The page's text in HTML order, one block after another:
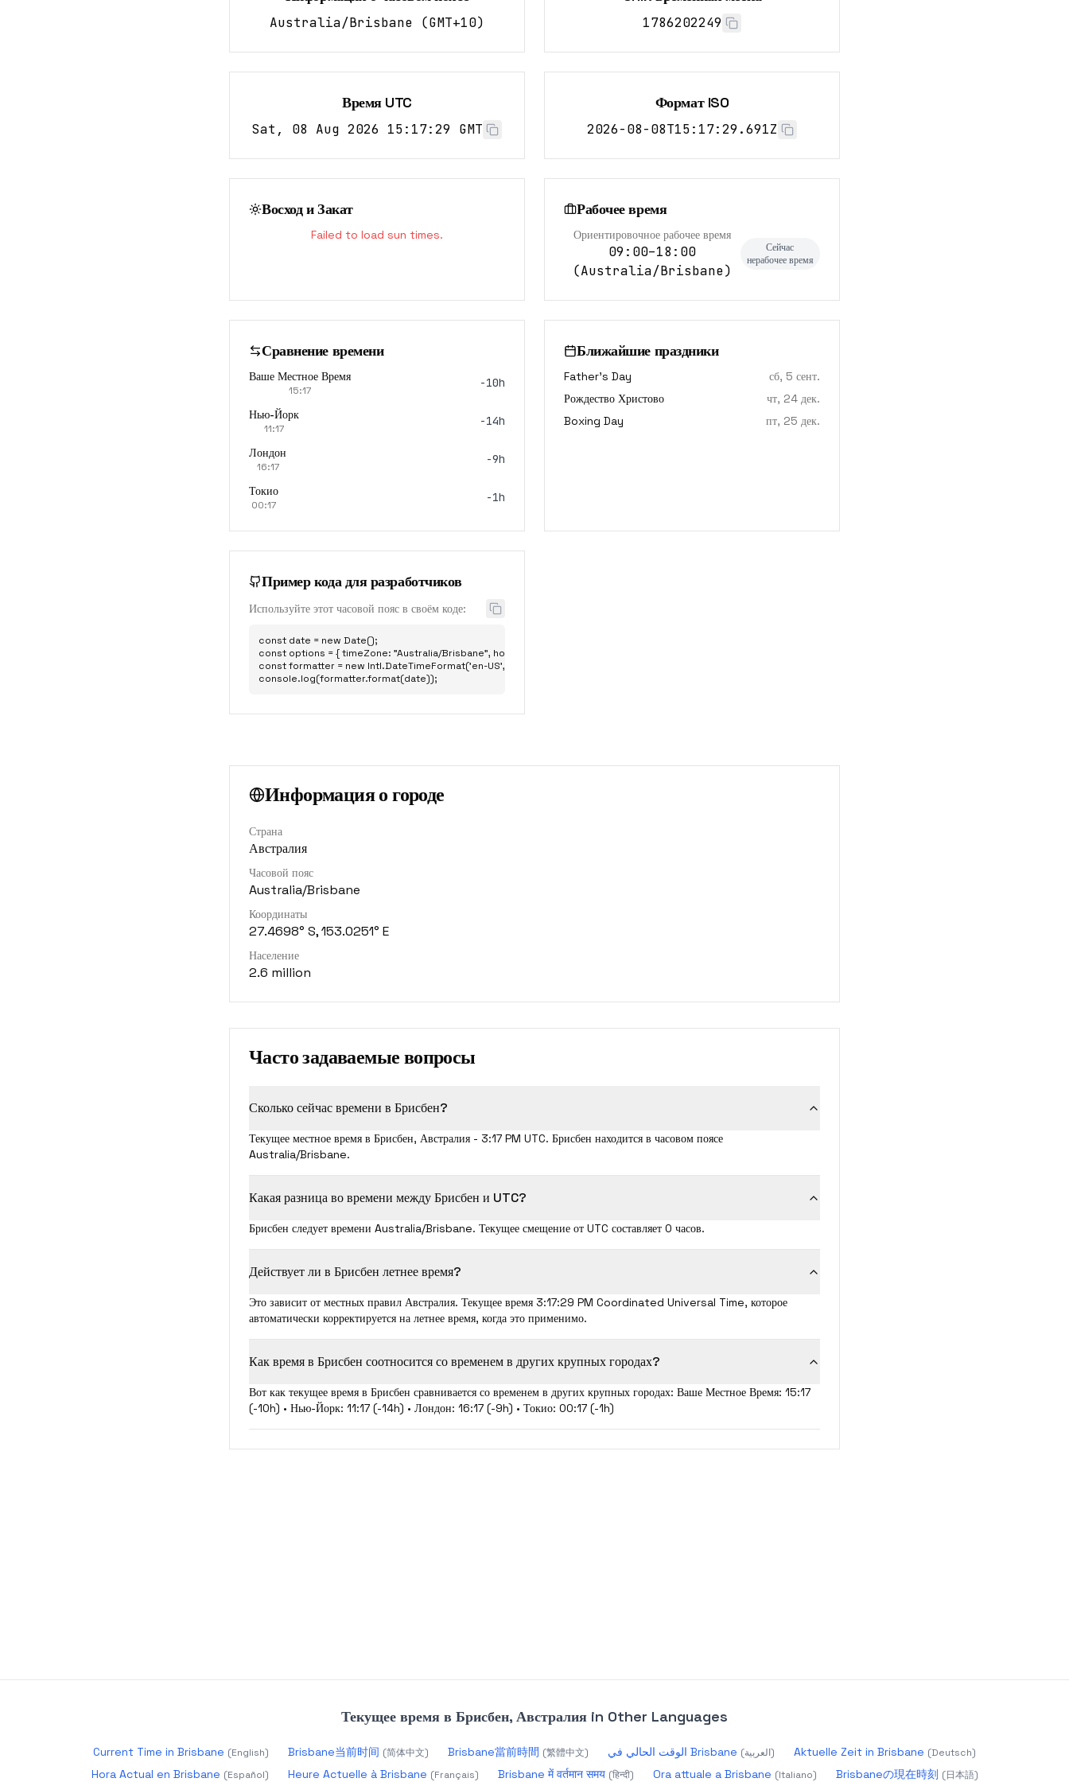
Australia/Brisbane (GMT+10) 1786202250
Время UTC
Sat, 08 Aug 2026 15:17:30 GMT
Формат ISO
2026-08-08T15:17:30.691Z
Восход и Закат
Failed to load sun times.
Рабочее время
Ориентировочное рабочее время
09:00–18:00
(Australia/Brisbane)
Сейчас
нерабочее время
Сравнение времени
Ваше Местное Время
15:17
-10h
Нью-Йорк
11:17
-14h
Лондон
16:17
-9h
Токио
00:17
-1h
Ближайшие праздники
Father's Day
сб, 5 сент.
Рождество Христово
чт, 24 дек.
Boxing Day
пт, 25 дек.
Пример кода для разработчиков
Используйте этот часовой пояс в своём коде:
const date = new Date();
const options = { timeZone: "Australia/Brisbane", hour: "2-digit", minute: "2-digit" };
const formatter = new Intl.DateTimeFormat('en-US', options);
console.log(formatter.format(date));
Информация о городе
Страна
Австралия
Часовой пояс
Australia/Brisbane
Координаты
27.4698° S, 153.0251° E
Население
2.6 million
Часто задаваемые вопросы
Сколько сейчас времени в Брисбен?
Текущее местное время в Брисбен, Австралия - 3:17 PM UTC. Брисбен находится в часовом поясе
Australia/Brisbane.
Какая разница во времени между Брисбен и UTC?
Брисбен следует времени Australia/Brisbane. Текущее смещение от UTC составляет 0 часов.
Действует ли в Брисбен летнее время?
Это зависит от местных правил Австралия. Текущее время 3:17:30 PM Coordinated Universal Time, которое
автоматически корректируется на летнее время, когда это применимо.
Как время в Брисбен соотносится со временем в других крупных городах?
Вот как текущее время в Брисбен сравнивается со временем в других крупных городах: Ваше Местное Время: 15:17
(-10h) • Нью-Йорк: 11:17 (-14h) • Лондон: 16:17 (-9h) • Токио: 00:17 (-1h)
Текущее время в Брисбен, Австралия in Other Languages
Current Time in Brisbane (English) Brisbane当前时间 (简体中文) Brisbane當前時間 (繁體中文) الوقت الحالي في Brisbane (العربية) Aktuelle Zeit in Brisbane (Deutsch)
Hora Actual en Brisbane (Español) Heure Actuelle à Brisbane (Français) Brisbane में वर्तमान समय (हिन्दी) Ora attuale a Brisbane (Italiano) Brisbaneの現在時刻 (日本語)